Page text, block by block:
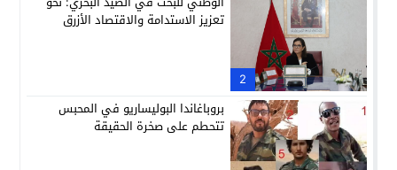
2
تعزيز الاستدامة والاقتصاد الأزرق
بروباغاندا البوليساريو في المحبس
تتحطم على صخرة الحقيقة